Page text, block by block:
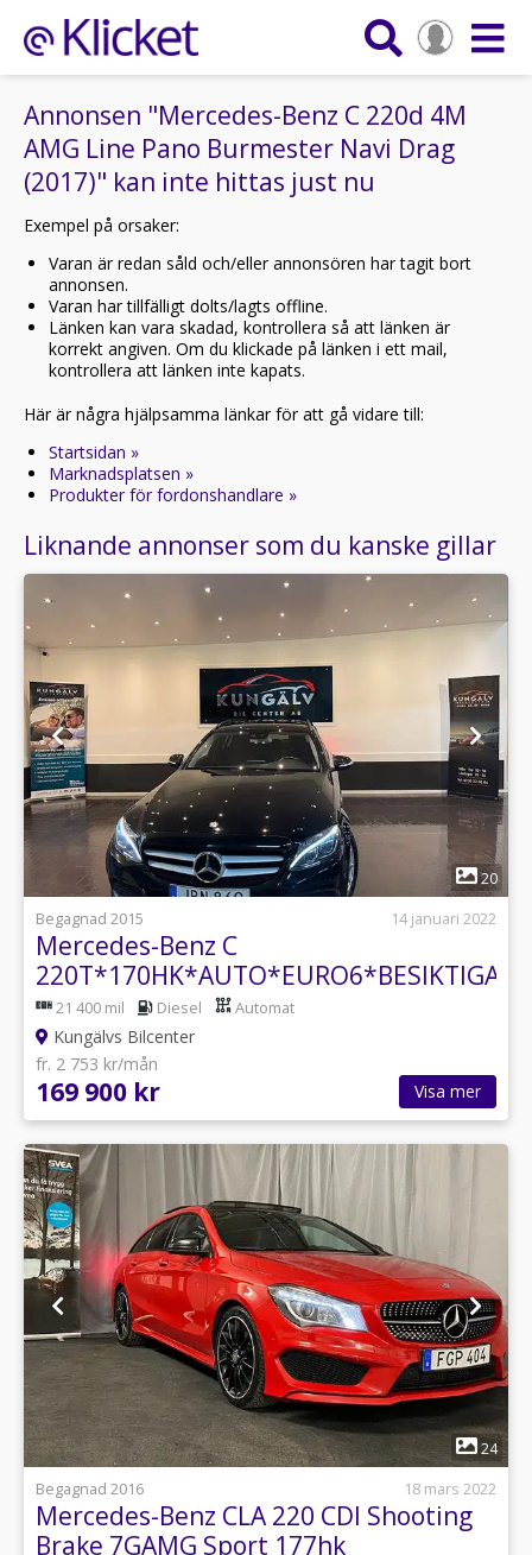
Annonsen "Mercedes-Benz C 220d 4M
AMG Line Pano Burmester Navi Drag
(2017)" kan inte hittas just nu
Exempel på orsaker:
Varan är redan såld och/eller annonsören har tagit bort
annonsen.
Varan har tillfälligt dolts/lagts offline.
Länken kan vara skadad, kontrollera så att länken är
korrekt angiven. Om du klickade på länken i ett mail,
kontrollera att länken inte kapats.
Här är några hjälpsamma länkar för att gå vidare till:
Startsidan »
Marknadsplatsen »
Produkter för fordonshandlare »
Liknande annonser som du kanske gillar
1
20
Begagnad 2015
14 januari 2022
Mercedes-Benz C
21 400 mil Diesel Automat
Kungälvs Bilcenter
fr. 2 753 kr/mån
169 900 kr Visa mer
1
24
Begagnad 2016
18 mars 2022
Mercedes-Benz CLA 220 CDI Shooting
Brake 7GAMG Sport 177hk